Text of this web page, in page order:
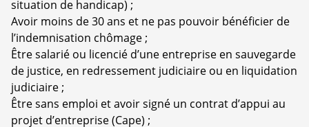
situation de handicap) ;
Avoir moins de 30 ans et ne pas pouvoir bénéficier de
l’indemnisation chômage ;
Être salarié ou licencié d’une entreprise en sauvegarde
de justice, en redressement judiciaire ou en liquidation
judiciaire ;
Être sans emploi et avoir signé un contrat d’appui au
projet d’entreprise (Cape) ;